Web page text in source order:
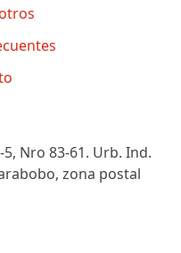
5, Nro 83-61. Urb. Ind.
zona postal